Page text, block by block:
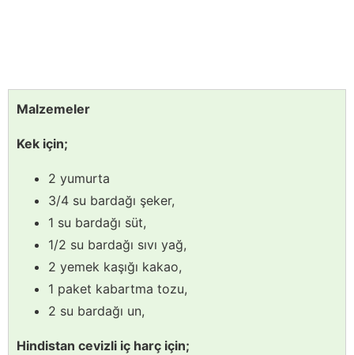
Malzemeler
Kek için;
2 yumurta
3/4 su bardağı şeker,
1 su bardağı süt,
1/2 su bardağı sıvı yağ,
2 yemek kaşığı kakao,
1 paket kabartma tozu,
2 su bardağı un,
Hindistan cevizli iç harç için;